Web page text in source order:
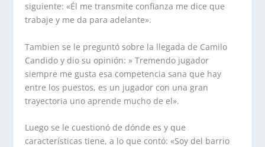
siguiente: «Él me transmite confianza me dice que
trabaje y me da para adelante».
Tambien se le preguntó sobre la llegada de Camilo
Candido y dio su opinión: » Tremendo jugador
siempre me gusta esa competencia sana que hay
entre los puestos, es un jugador con una gran
trayectoria uno aprende mucho de el».
Luego se le cuestionó de dónde es y que
características tiene, a lo que contó: «Soy del barrio